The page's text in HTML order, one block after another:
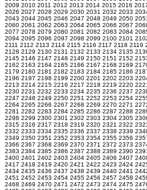
2009 2010 2011 2012 2013 2014 2015 2016
2026 2027 2028 2029 2030 2031 2032 2033
2043 2044 2045 2046 2047 2048 2049 2050
2060 2061 2062 2063 2064 2065 2066 2067
2077 2078 2079 2080 2081 2082 2083 2084
2094 2095 2096 2097 2098 2099 2100 2101
2111 2112 2113 2114 2115 2116 2117 2118 2119
2128 2129 2130 2131 2132 2133 2134 2135
2145 2146 2147 2148 2149 2150 2151 2152
2162 2163 2164 2165 2166 2167 2168 2169
2179 2180 2181 2182 2183 2184 2185 2186
2196 2197 2198 2199 2200 2201 2202 2203
2213 2214 2215 2216 2217 2218 2219 2220
2230 2231 2232 2233 2234 2235 2236 2237
2247 2248 2249 2250 2251 2252 2253 2254
2264 2265 2266 2267 2268 2269 2270 2271
2281 2282 2283 2284 2285 2286 2287 2288
2298 2299 2300 2301 2302 2303 2304 2305
2315 2316 2317 2318 2319 2320 2321 2322
2332 2333 2334 2335 2336 2337 2338 2339
2349 2350 2351 2352 2353 2354 2355 2356
2366 2367 2368 2369 2370 2371 2372 2373
2383 2384 2385 2386 2387 2388 2389 2390
2400 2401 2402 2403 2404 2405 2406 2407
2417 2418 2419 2420 2421 2422 2423 2424
2434 2435 2436 2437 2438 2439 2440 2441
2451 2452 2453 2454 2455 2456 2457 2458
2468 2469 2470 2471 2472 2473 2474 2475